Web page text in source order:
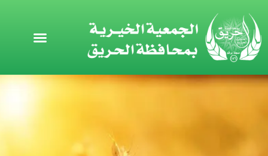
إلى
المحتوى